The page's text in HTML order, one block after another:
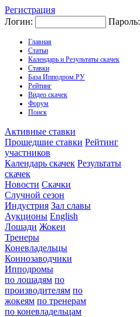
Регистрация
Логин:
Пароль:
Главная
Статьи
Календарь и Результаты скачек
Ставки
База Ипподром.РУ
Рейтинг
Видео скачек
Форум
Поиск
Активные ставки
Прошедшие ставки Рейтинг
участников
Календарь скачек Результаты
скачек
Новости Скачки
Случной сезон
Индустрия Зал славы
Аукционы English
Лошади Жокеи
Тренеры
Коневладельцы
Коннозаводчики
Ипподромы
по лошадям по
производителям по
жокеям по тренерам
по коневладельцам